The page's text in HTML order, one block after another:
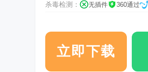
杀毒检测： 无插件 360通过
立即下载